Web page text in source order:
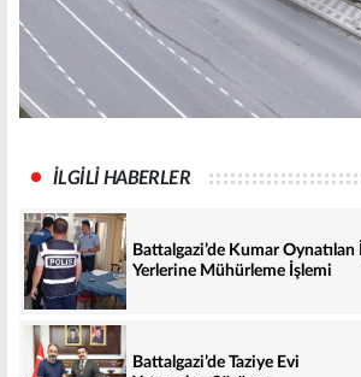
İLGİLİ HABERLER
Battalgazi’de Kumar Oynatılan
Yerlerine Mühürleme İşlemi
Battalgazi’de Taziye Evi